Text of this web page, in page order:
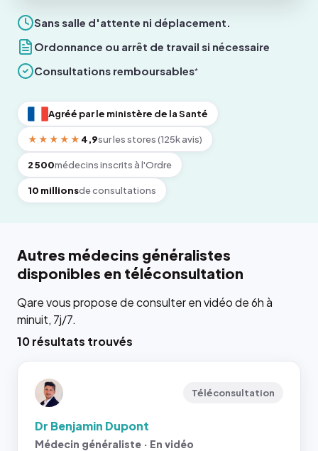
Sans salle d'attente ni déplacement.
Ordonnance ou arrêt de travail si nécessaire
Consultations remboursables*
Agréé par le ministère de la Santé
★★★★★ 4,9sur les stores (125k avis)
2 500médecins inscrits à l'Ordre
10 millionsde consultations
Autres médecins généralistes
disponibles en téléconsultation
Qare vous propose de consulter en vidéo de 6h à
minuit, 7j/7.
10 résultats trouvés
Téléconsultation
Dr Benjamin Dupont
Médecin généraliste · En vidéo